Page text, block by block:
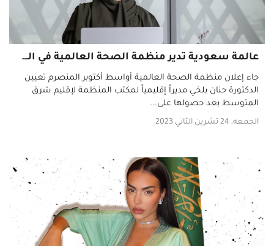
عالمة سعودية تدير منظمة الصحة العالمية في الشرق الأوسط.. من هي؟
جاء إعلان منظمة الصحة العالمية أواسط أكتوبر المنصرم تعيين
الدكتورة حنان بلخي مديراً إقليمياً لمكتب المنظمة لإقليم شرق
المتوسط بعد حصولها على...
الجمعه, 24 تشرين الثاني 2023